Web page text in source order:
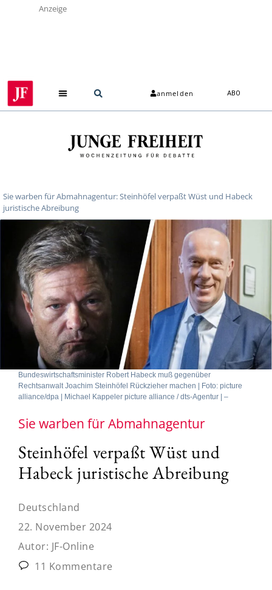
Anzeige
anmelden ABO
Sie warben für Abmahnagentur: Steinhöfel verpaßt Wüst und Habeck
juristische Abreibung
Bundeswirtschaftsminister Robert Habeck muß gegenüber
Rechtsanwalt Joachim Steinhöfel Rückzieher machen | Foto: picture
alliance/dpa | Michael Kappeler picture alliance / dts-Agentur | –
Sie warben für Abmahnagentur
Steinhöfel verpaßt Wüst und
Habeck juristische Abreibung
Deutschland
22. November 2024
Autor: JF-Online
11 Kommentare